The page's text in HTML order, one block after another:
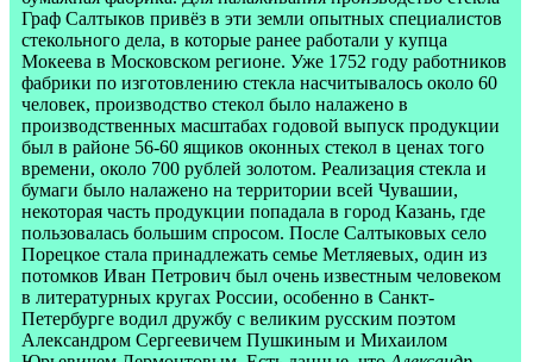
Граф Салтыков привёз в эти земли опытных специалистов
стекольного дела, в которые ранее работали у купца
Мокеева в Московском регионе. Уже 1752 году работников
фабрики по изготовлению стекла насчитывалось около 60
человек, производство стекол было налажено в
производственных масштабах годовой выпуск продукции
был в районе 56-60 ящиков оконных стекол в ценах того
времени, около 700 рублей золотом. Реализация стекла и
бумаги было налажено на территории всей Чувашии,
некоторая часть продукции попадала в город Казань, где
пользовалась большим спросом. После Салтыковых село
Порецкое стала принадлежать семье Метляевых, один из
потомков Иван Петрович был очень известным человеком
в литературных кругах России, особенно в Санкт-
Петербурге водил дружбу с великим русским поэтом
Александром Сергеевичем Пушкиным и Михаилом